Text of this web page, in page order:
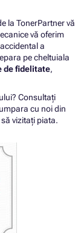
la TonerPartner vă
vă oferim
a
pe cheltuiala
de fidelitate,
Consultați
cu noi din
vizitați piata.